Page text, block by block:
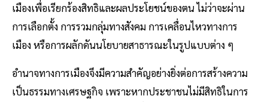
เมืองเพื่อเรียกร้องสิทธิและผลประโยชน์ของตน ไม่ว่าจะผ่าน
การเลือกตั้ง การรวมกลุ่มทางสังคม การเคลื่อนไหวทางการ
เมือง หรือการผลักดันนโยบายสาธารณะในรูปแบบต่าง ๆ
อำนาจทางการเมืองจึงมีความสำคัญอย่างยิ่งต่อการสร้างความ
เป็นธรรมทางเศรษฐกิจ เพราะหากประชาชนไม่มีสิทธิในการ